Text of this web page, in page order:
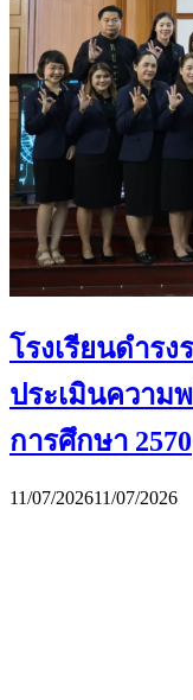
โรงเรียนดำร
ประเมินความ
การศึกษา 2570
11/07/202611/07/2026